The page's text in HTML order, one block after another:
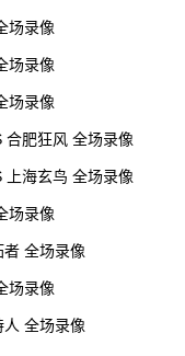
场录像
场录像
场录像
合肥狂风 全场录像
上海玄鸟 全场录像
场录像
全场录像
场录像
全场录像